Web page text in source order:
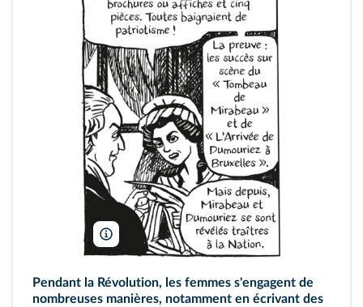
©Casterman
Pendant la Révolution, les femmes s'engagent de
nombreuses manières, notamment en écrivant des